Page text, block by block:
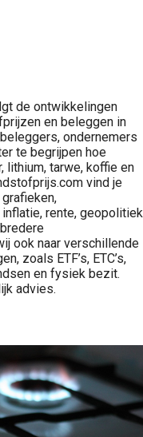
de ontwikkelingen
en beleggen in
ondernemers
te begrijpen hoe
lithium, tarwe, koffie en
vind je
rente, geopolitiek
ook naar verschillende
zoals ETF’s, ETC’s,
en fysiek bezit.
advies.